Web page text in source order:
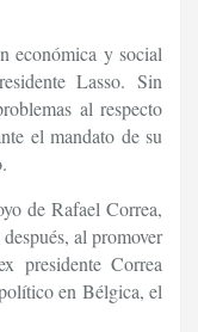
económica y social
Lasso. Sin
al respecto
el mandato de su
de Rafael Correa,
al promover
presidente Correa
en Bélgica, el